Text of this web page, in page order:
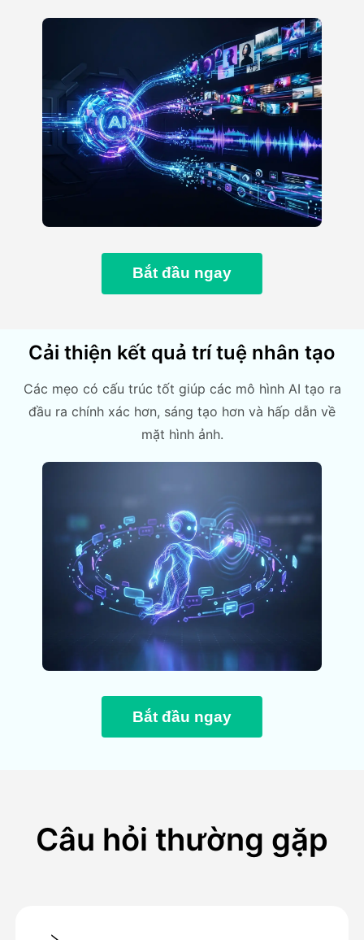
Bắt đầu ngay
Cải thiện kết quả trí tuệ nhân tạo
Các mẹo có cấu trúc tốt giúp các mô hình AI tạo ra
đầu ra chính xác hơn, sáng tạo hơn và hấp dẫn về
mặt hình ảnh.
Bắt đầu ngay
Câu hỏi thường gặp